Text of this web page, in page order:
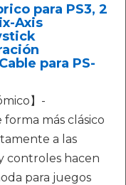
para PS3, 2
Axis
para PS-
】-
más clásico
a las
controles hacen
para juegos